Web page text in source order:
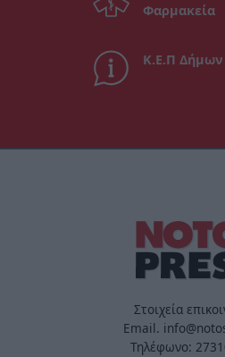
Φαρμακεία
Κ.Ε.Π Δήμων
Στοιχεία
Email.
Τηλέφωνο: